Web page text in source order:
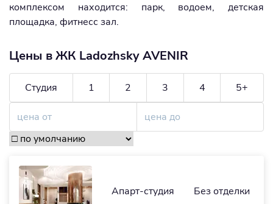
комплексом находится: парк, водоем, детская
площадка, фитнесс зал.
Цены в ЖК Ladozhsky AVENIR
Студия 1 2 3 4 5+
Апарт-студия Без отделки